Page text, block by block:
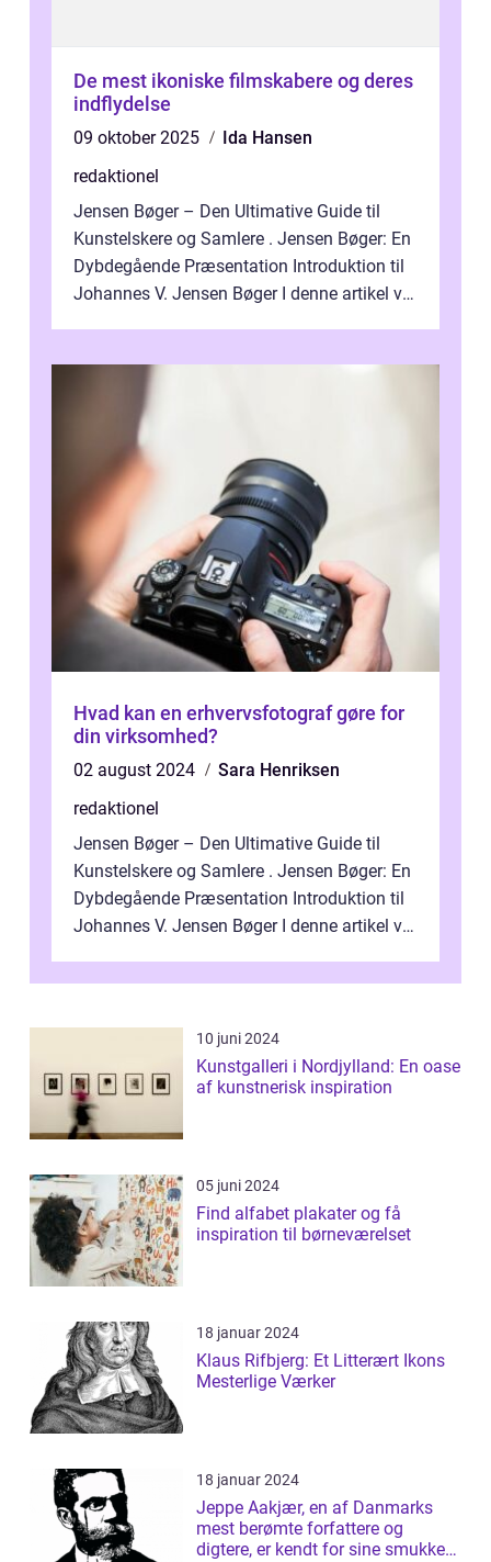
De mest ikoniske filmskabere og deres
indflydelse
09 oktober 2025
Ida Hansen
redaktionel
Jensen Bøger – Den Ultimative Guide til
Kunstelskere og Samlere . Jensen Bøger: En
Dybdegående Præsentation Introduktion til
Johannes V. Jensen Bøger I denne artikel vil
Hvad kan en erhvervsfotograf gøre for
din virksomhed?
02 august 2024
Sara Henriksen
redaktionel
Jensen Bøger – Den Ultimative Guide til
Kunstelskere og Samlere . Jensen Bøger: En
Dybdegående Præsentation Introduktion til
Johannes V. Jensen Bøger I denne artikel vil
10 juni 2024
Kunstgalleri i Nordjylland: En oase
af kunstnerisk inspiration
05 juni 2024
Find alfabet plakater og få
inspiration til børneværelset
18 januar 2024
Klaus Rifbjerg: Et Litterært Ikons
Mesterlige Værker
18 januar 2024
Jeppe Aakjær, en af Danmarks
mest berømte forfattere og
digtere, er kendt for sine smukke